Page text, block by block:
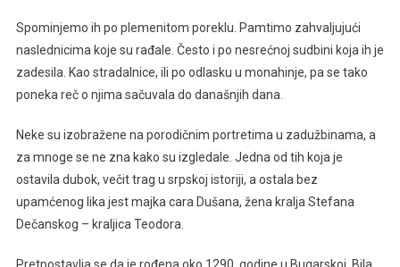
Spominjemo ih po plemenitom poreklu. Pamtimo zahvaljujući
naslednicima koje su rađale. Često i po nesrećnoj sudbini koja ih je
zadesila. Kao stradalnice, ili po odlasku u monahinje, pa se tako
poneka reč o njima sačuvala do današnjih dana.
Neke su izobražene na porodičnim portretima u zadužbinama, a
za mnoge se ne zna kako su izgledale. Jedna od tih koja je
ostavila dubok, večit trag u srpskoj istoriji, a ostala bez
upamćenog lika jest majka cara Dušana, žena kralja Stefana
Dečanskog – kraljica Teodora.